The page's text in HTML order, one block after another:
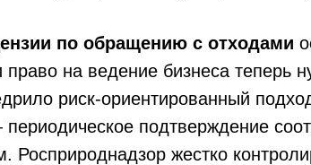
по обращению с отходами
на ведение бизнеса теперь
риск-ориентированный
подтверждение
Росприроднадзор жестко